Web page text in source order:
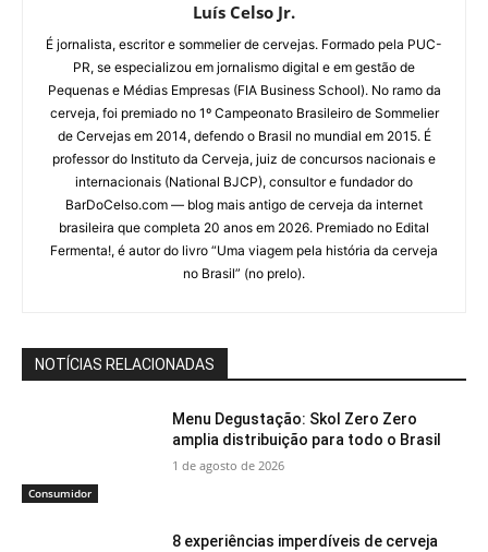
Luís Celso Jr.
É jornalista, escritor e sommelier de cervejas. Formado pela PUC-
PR, se especializou em jornalismo digital e em gestão de
Pequenas e Médias Empresas (FIA Business School). No ramo da
cerveja, foi premiado no 1º Campeonato Brasileiro de Sommelier
de Cervejas em 2014, defendo o Brasil no mundial em 2015. É
professor do Instituto da Cerveja, juiz de concursos nacionais e
internacionais (National BJCP), consultor e fundador do
BarDoCelso.com — blog mais antigo de cerveja da internet
brasileira que completa 20 anos em 2026. Premiado no Edital
Fermenta!, é autor do livro “Uma viagem pela história da cerveja
no Brasil” (no prelo).
NOTÍCIAS RELACIONADAS
Consumidor
Menu Degustação: Skol Zero Zero
amplia distribuição para todo o Brasil
1 de agosto de 2026
8 experiências imperdíveis de cerveja